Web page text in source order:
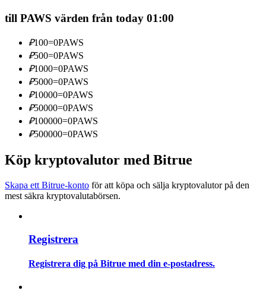
Information
Guide
till PAWS värden från today 01:00
₽100=0PAWS
₽500=0PAWS
₽1000=0PAWS
₽5000=0PAWS
₽10000=0PAWS
₽50000=0PAWS
₽100000=0PAWS
₽500000=0PAWS
Köp kryptovalutor med Bitrue
Skapa ett Bitrue-konto för att köpa och sälja kryptovalutor på den
mest säkra kryptovalutabörsen.
Registrera
Registrera dig på Bitrue med din e-postadress.